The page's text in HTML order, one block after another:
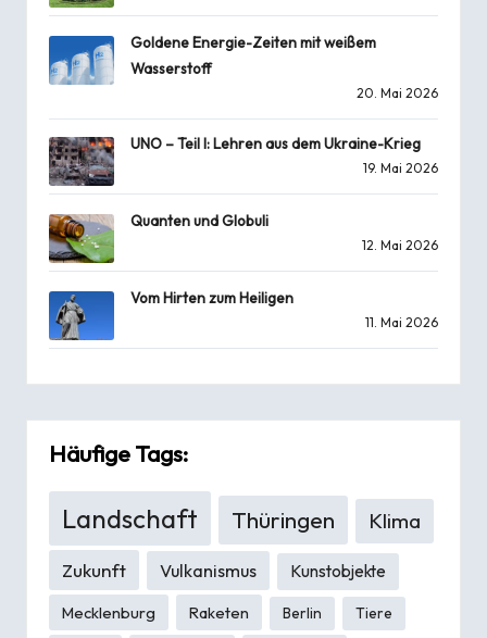
Goldene Energie-Zeiten mit weißem
Wasserstoff
20. Mai 2026
UNO – Teil I: Lehren aus dem Ukraine-Krieg
19. Mai 2026
Quanten und Globuli
12. Mai 2026
Vom Hirten zum Heiligen
11. Mai 2026
Häufige Tags:
Landschaft Thüringen Klima
Zukunft Vulkanismus
Kunstobjekte
Mecklenburg
Raketen Berlin Tiere